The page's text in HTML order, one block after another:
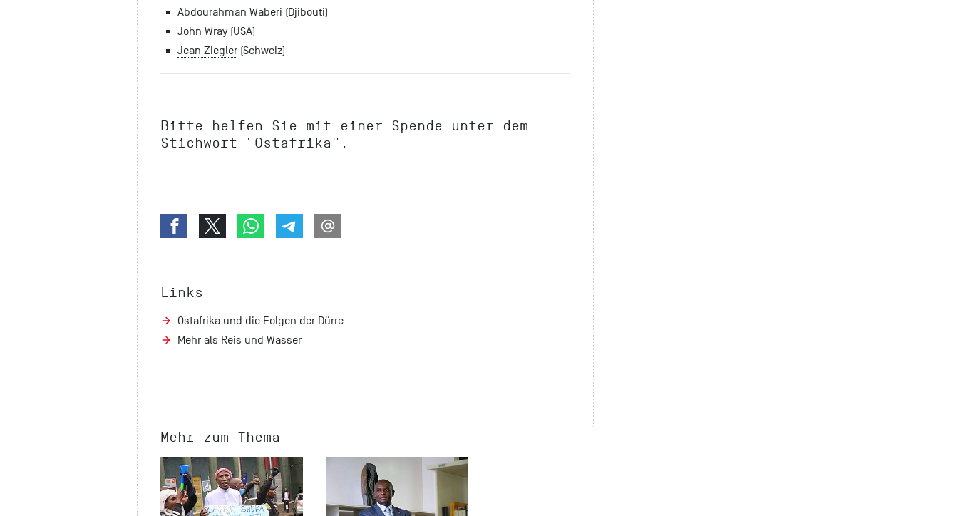
Abdourahman Waberi (Djibouti)
John Wray(USA)
Jean Ziegler (Schweiz)
Bitte helfen Sie mit einer Spende unter dem
Stichwort
"Ostafrika" .
Links
Ostafrika und die Folgen der Dürre
Mehr als Reis und Wasser
Mehr zum Thema